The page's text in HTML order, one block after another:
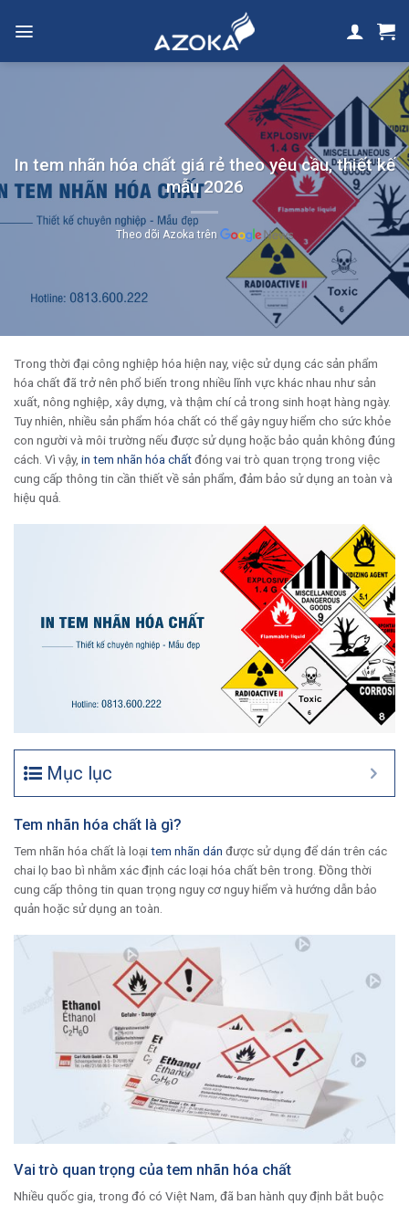
In tem nhãn hóa chất giá rẻ theo yêu cầu, thiết kế
mẫu 2026
Theo dõi Azoka trên
Trong thời đại công nghiệp hóa hiện nay, việc sử dụng các sản phẩm
hóa chất đã trở nên phổ biến trong nhiều lĩnh vực khác nhau như sản
xuất, nông nghiệp, xây dựng, và thậm chí cả trong sinh hoạt hàng ngày.
Tuy nhiên, nhiều sản phẩm hóa chất có thể gây nguy hiểm cho sức khỏe
con người và môi trường nếu được sử dụng hoặc bảo quản không đúng
cách. Vì vậy, in tem nhãn hóa chấtđóng vai trò quan trọng trong việc
cung cấp thông tin cần thiết về sản phẩm, đảm bảo sử dụng an toàn và
hiệu quả.
Mục lục
Tem nhãn hóa chất là gì?
Tem nhãn hóa chất là loạitem nhãn dán được sử dụng để dán trên các
chai lọ bao bì nhằm xác định các loại hóa chất bên trong. Đồng thời
cung cấp thông tin quan trọng nguy cơ nguy hiểm và hướng dẫn bảo
quản hoặc sử dụng an toàn.
Vai trò quan trọng của tem nhãn hóa chất
Nhiều quốc gia, trong đó có Việt Nam, đã ban hành quy định bắt buộc